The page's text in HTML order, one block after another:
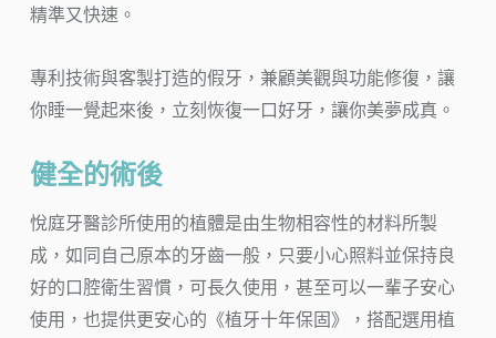
精準又快速。
專利技術與客製打造的假牙，兼顧美觀與功能修復，讓
你睡一覺起來後，立刻恢復一口好牙，讓你美夢成真。
健全的術後
悅庭牙醫診所使用的植體是由生物相容性的材料所製
成，如同自己原本的牙齒一般，只要小心照料並保持良
好的口腔衛生習慣，可長久使用，甚至可以一輩子安心
使用，也提供更安心的《植牙十年保固》，搭配選用植